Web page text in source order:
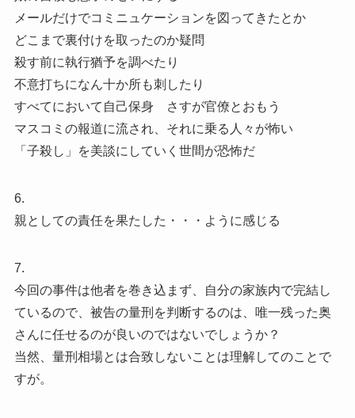
メールだけでコミニュケーションを図ってきたとか
どこまで裏付けを取ったのか疑問
殺す前に執行猶予を調べたり
不意打ちになん十か所も刺したり
すべてにおいて自己保身 さすが官僚とおもう
マスコミの報道に流され、それに乗る人々が怖い
「子殺し」を美談にしていく世間が恐怖だ
6.
親としての責任を果たした・・・ように感じる
7.
今回の事件は他者を巻き込まず、自分の家族内で完結し
ているので、被告の量刑を判断するのは、唯一残った奥
さんに任せるのが良いのではないでしょうか？
当然、量刑相場とは合致しないことは理解してのことで
すが。